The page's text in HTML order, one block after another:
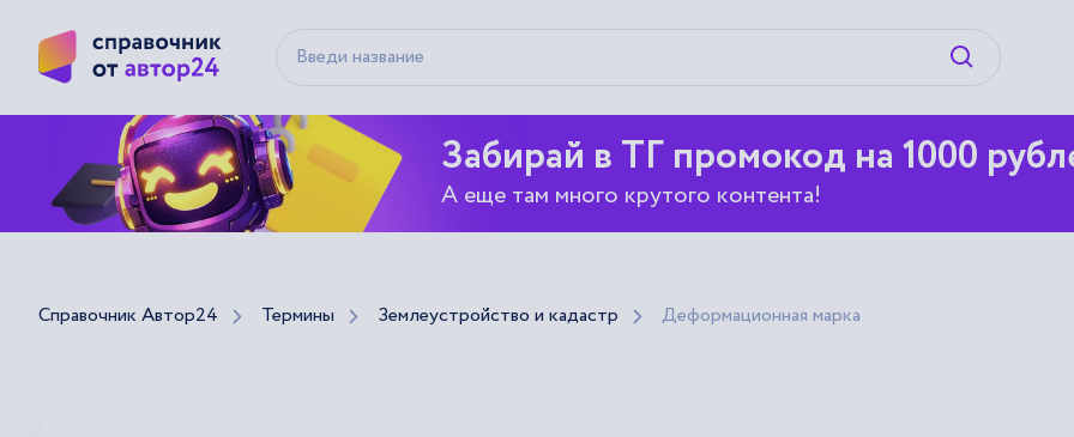
Искать
Забирай в ТГ промокод на 1000
А еще там много крутого контента!
Справочник Автор24 Термины Землеустройство и кадастр Деформационная марка